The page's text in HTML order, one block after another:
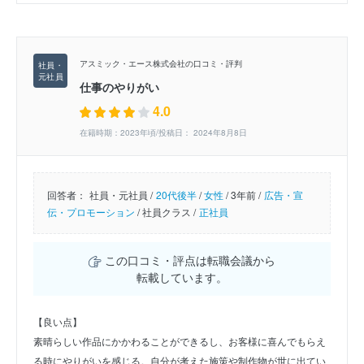
アスミック・エース株式会社の口コミ・評判
仕事のやりがい
4.0
在籍時期：2023年頃/投稿日： 2024年8月8日
回答者： 社員・元社員 / 20代後半/女性/3年前 / 広告・宣
伝・プロモーション /社員クラス / 正社員
この口コミ・評点は転職会議から
転載しています。
【良い点】
素晴らしい作品にかかわることができるし、お客様に喜んでもらえ
る時にやりがいを感じる。自分が考えた施策や制作物が世に出てい